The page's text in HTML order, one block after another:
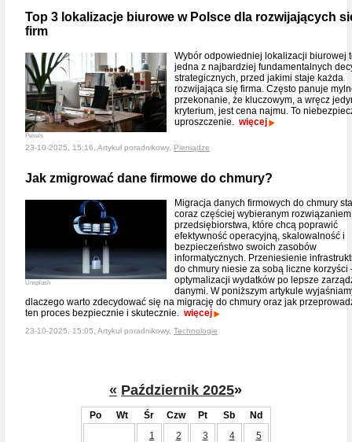
Top 3 lokalizacje biurowe w Polsce dla rozwijających
firm
Pexels
Wybór odpowiedniej lokalizacji biurowej
jedna z najbardziej fundamentalnych
strategicznych, przed jakimi staje każda
rozwijająca się firma. Często panuje
przekonanie, że kluczowym, a wręcz
kryterium, jest cena najmu. To
uproszczenie. więcej
23-10-2025, 15:16, Artykuł poradnikowy, Pieniądze
Jak zmigrować dane firmowe do chmury?
Unsplash
Migracja danych firmowych do chmury
coraz częściej wybieranym
przedsiębiorstwa, które chcą poprawić
efektywność operacyjną, skalowalność i
bezpieczeństwo swoich zasobów
informatycznych. Przeniesienie
do chmury niesie za sobą liczne
optymalizacji wydatków po lepsze
danymi. W poniższym artykule
dlaczego warto zdecydować się na migrację do chmury oraz jak
ten proces bezpiecznie i skutecznie. więcej
23-10-2025, 15:05, Artykuł poradnikowy, Technologie
« Październik 2025»
Po Wt Śr Czw Pt Sb
Nd
1
2 3 4 5